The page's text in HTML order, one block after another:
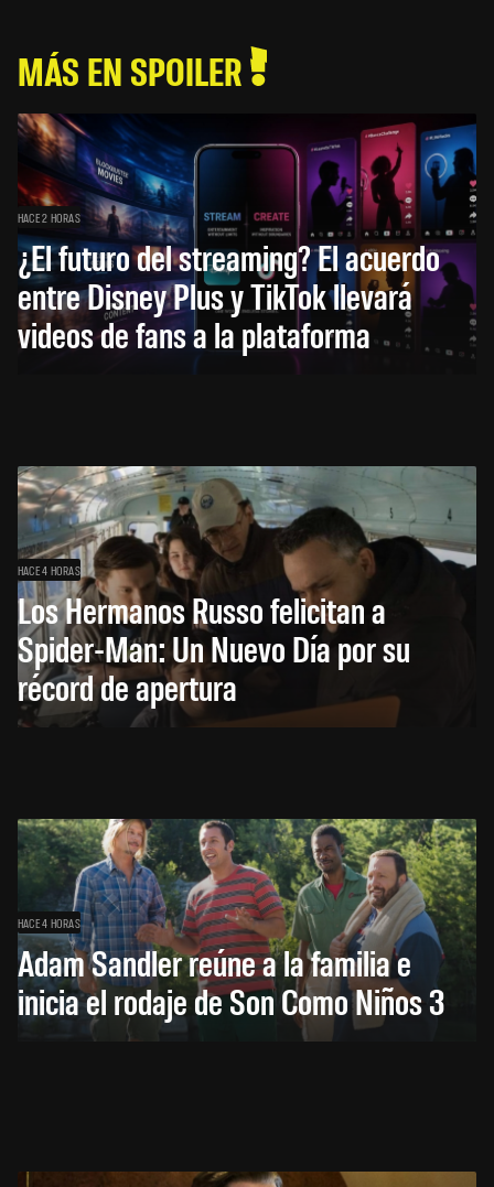
MÁS EN SPOILER
HACE 2 HORAS
¿El futuro del streaming? El acuerdo
entre Disney Plus y TikTok llevará
videos de fans a la plataforma
HACE 4 HORAS
Los Hermanos Russo felicitan a
Spider-Man: Un Nuevo Día por su
récord de apertura
HACE 4 HORAS
Adam Sandler reúne a la familia e
inicia el rodaje de Son Como Niños 3